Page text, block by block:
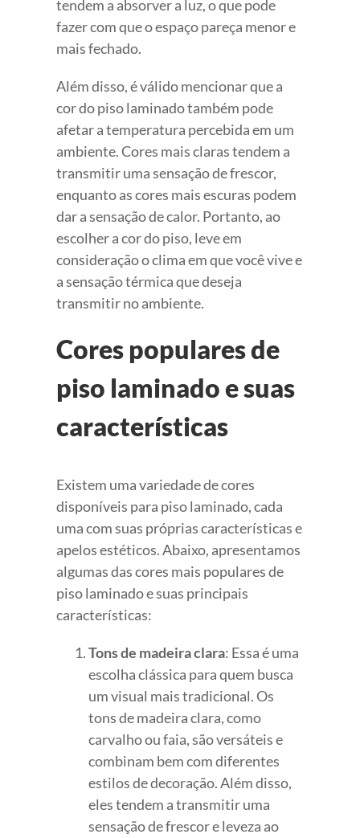
tendem a absorver a luz, o que pode
fazer com que o espaço pareça menor e
mais fechado.
Além disso, é válido mencionar que a
cor do piso laminado também pode
afetar a temperatura percebida em um
ambiente. Cores mais claras tendem a
transmitir uma sensação de frescor,
enquanto as cores mais escuras podem
dar a sensação de calor. Portanto, ao
escolher a cor do piso, leve em
consideração o clima em que você vive e
a sensação térmica que deseja
transmitir no ambiente.
Cores populares de
piso laminado e suas
características
Existem uma variedade de cores
disponíveis para piso laminado, cada
uma com suas próprias características e
apelos estéticos. Abaixo, apresentamos
algumas das cores mais populares de
piso laminado e suas principais
características:
Tons de madeira clara: Essa é uma
escolha clássica para quem busca
um visual mais tradicional. Os
tons de madeira clara, como
carvalho ou faia, são versáteis e
combinam bem com diferentes
estilos de decoração. Além disso,
eles tendem a transmitir uma
sensação de frescor e leveza ao